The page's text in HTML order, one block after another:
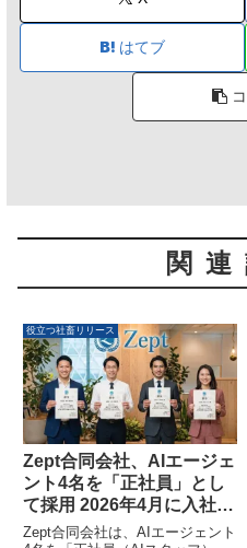
はてブ
関連
役立つ社畜リリース
Zept合同会社、AIエージェ
ント4名を「正社員」とし
て採用 2026年4月に入社式
開催を宣言
Zept合同会社は、AIエージェント